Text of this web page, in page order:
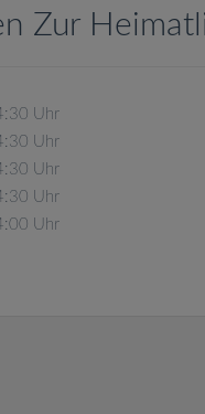
Zur
Uhr
Uhr
Uhr
Uhr
Uhr